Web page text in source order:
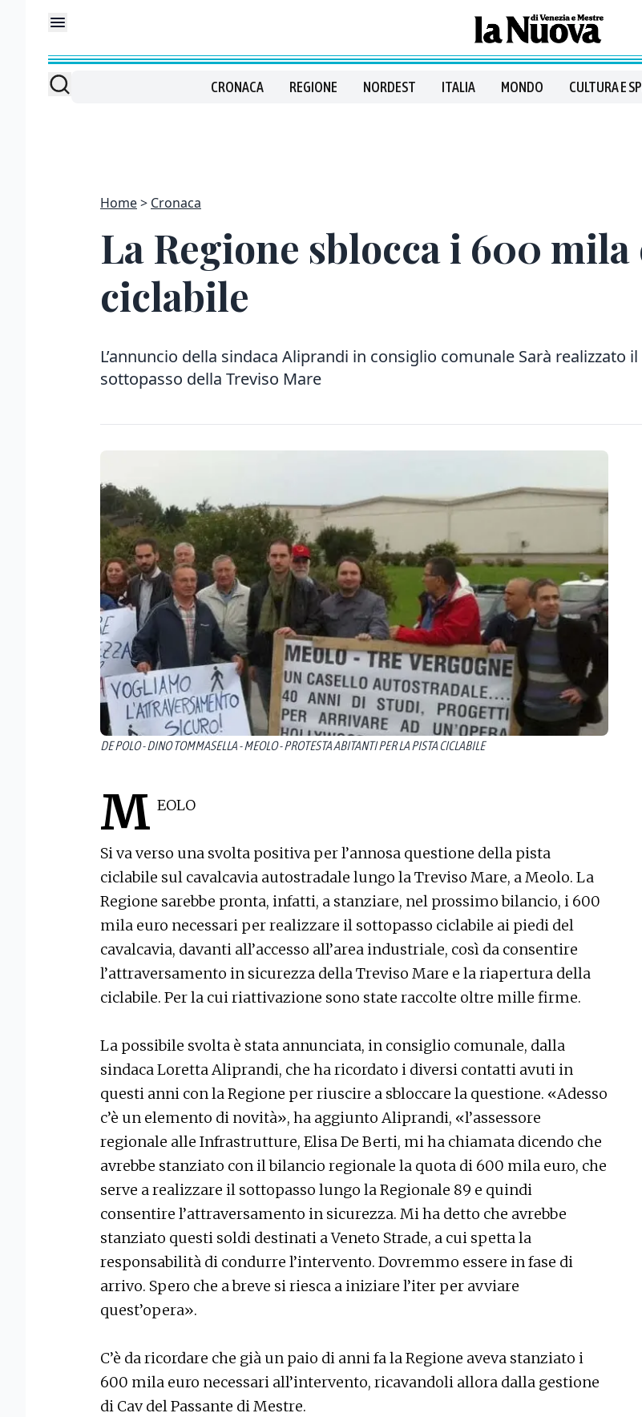
CRONACA REGIONE NORDEST ITALIA MONDO CULTURA E
Home Cronaca
La Regione sblocca i 600
ciclabile
L’annuncio della sindaca Aliprandi in consiglio comunale Sarà realizzato il
sottopasso della Treviso Mare
DE POLO - DINO TOMMASELLA - MEOLO - PROTESTA ABITANTI PER LA PISTA CICLABILE
M EOLO
Si va verso una svolta positiva per l’annosa questione della pista
ciclabile sul cavalcavia autostradale lungo la Treviso Mare, a Meolo. La
Regione sarebbe pronta, infatti, a stanziare, nel prossimo bilancio, i 600
mila euro necessari per realizzare il sottopasso ciclabile ai piedi del
cavalcavia, davanti all’accesso all’area industriale, così da consentire
l’attraversamento in sicurezza della Treviso Mare e la riapertura della
ciclabile. Per la cui riattivazione sono state raccolte oltre mille firme.
La possibile svolta è stata annunciata, in consiglio comunale, dalla
sindaca Loretta Aliprandi, che ha ricordato i diversi contatti avuti in
questi anni con la Regione per riuscire a sbloccare la questione. «Adesso
c’è un elemento di novità», ha aggiunto Aliprandi, «l’assessore
regionale alle Infrastrutture, Elisa De Berti, mi ha chiamata dicendo che
avrebbe stanziato con il bilancio regionale la quota di 600 mila euro, che
serve a realizzare il sottopasso lungo la Regionale 89 e quindi
consentire l’attraversamento in sicurezza. Mi ha detto che avrebbe
stanziato questi soldi destinati a Veneto Strade, a cui spetta la
responsabilità di condurre l’intervento. Dovremmo essere in fase di
arrivo. Spero che a breve si riesca a iniziare l’iter per avviare
quest’opera».
C’è da ricordare che già un paio di anni fa la Regione aveva stanziato i
600 mila euro necessari all’intervento, ricavandoli allora dalla gestione
di Cav del Passante di Mestre.